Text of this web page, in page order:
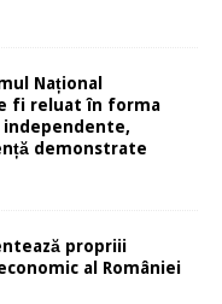
Național
fi reluat în forma
independente,
demonstrate
propriii
al României